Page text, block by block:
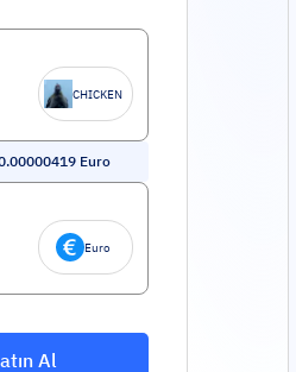
CHICKEN
Euro
Euro
Al